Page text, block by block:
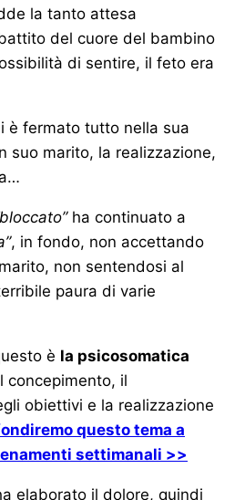
la tanto attesa
del cuore del bambino
di sentire, il feto era
è fermato tutto nella sua
suo marito, la realizzazione,
ha continuato a
, in fondo, non accettando
non sentendosi al
paura di varie
è la psicosomatica
concepimento, il
obiettivi e la realizzazione
questo tema a
settimanali >>
elaborato il dolore, quindi